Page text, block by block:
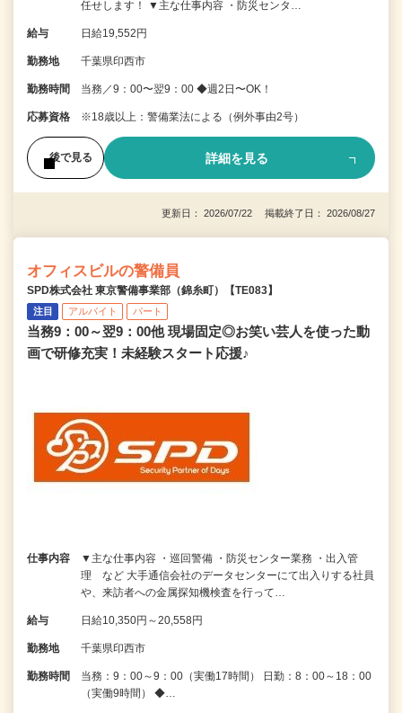
任せします！ ▼主な仕事内容 ・防災センタ…
給与 日給19,552円
勤務地 千葉県印西市
勤務時間 当務／9：00〜翌9：00 ◆週2日〜OK！
応募資格 ※18歳以上：警備業法による（例外事由2号）
後で見る 詳細を見る
更新日： 2026/07/22 掲載終了日： 2026/08/27
オフィスビルの警備員
SPD株式会社 東京警備事業部（錦糸町）【TE083】
注目 アルバイト パート
当務9：00～翌9：00他 現場固定◎お笑い芸人を使った動
画で研修充実！未経験スタート応援♪
仕事内容
▼主な仕事内容 ・巡回警備 ・防災センター業務 ・出入管
理 など 大手通信会社のデータセンターにて出入りする社員
や、来訪者への金属探知機検査を行って…
給与 日給10,350円～20,558円
勤務地 千葉県印西市
勤務時間
当務：9：00～9：00（実働17時間） 日勤：8：00～18：00
（実働9時間） ◆…